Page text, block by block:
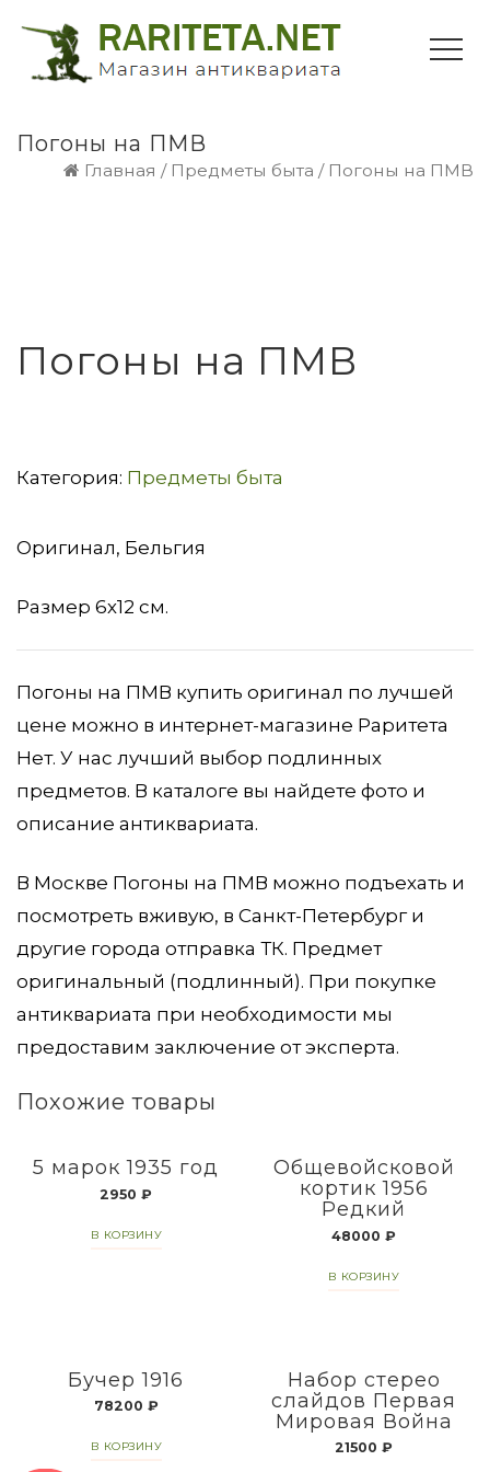
Погоны на ПМВ
Главная / Предметы быта / Погоны на ПМВ
Погоны на ПМВ
Категория: Предметы быта
Оригинал, Бельгия
Размер 6х12 см.
Погоны на ПМВ купить оригинал по лучшей
цене можно в интернет-магазине Раритета
Нет. У нас лучший выбор подлинных
предметов. В каталоге вы найдете фото и
описание антиквариата.
В Москве Погоны на ПМВ можно подъехать и
посмотреть вживую, в Санкт-Петербург и
другие города отправка ТК. Предмет
оригинальный (подлинный). При покупке
антиквариата при необходимости мы
предоставим заключение от эксперта.
Похожие товары
5 марок 1935 год
2950₽
В КОРЗИНУ
Общевойсковой
кортик 1956
Редкий
48000₽
В КОРЗИНУ
Бучер 1916
78200 ₽
В КОРЗИНУ
Набор стерео
слайдов Первая
Мировая Война
21500₽